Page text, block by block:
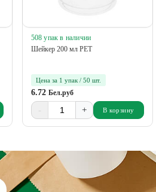
508 упак в наличии
Шейкер 200 мл РЕТ
Цена за 1 упак / 50 шт.
6.72 Бел.руб
- + В корзину